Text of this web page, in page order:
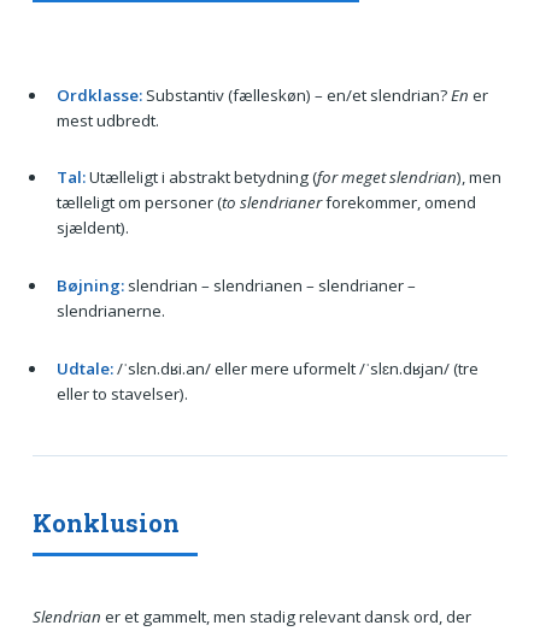
Ordklasse:Substantiv (fælleskøn) – en/et slendrian? En er
mest udbredt.
Tal:Utælleligt i abstrakt betydning (for meget slendrian), men
tælleligt om personer (to slendrianerforekommer, omend
sjældent).
Bøjning:slendrian – slendrianen – slendrianer –
slendrianerne.
Udtale:/ˈslɛn.dʁi.an/ eller mere uformelt /ˈslɛn.dʁjan/ (tre
eller to stavelser).
Konklusion
Slendrian er et gammelt, men stadig relevant dansk ord, der